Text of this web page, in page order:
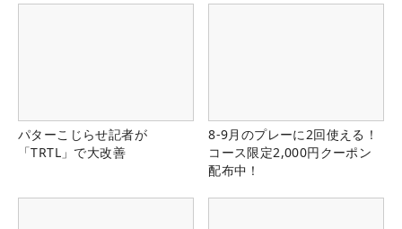
パターこじらせ記者が
「TRTL」で大改善
8-9月のプレーに2回使える！
コース限定2,000円クーポン
配布中！